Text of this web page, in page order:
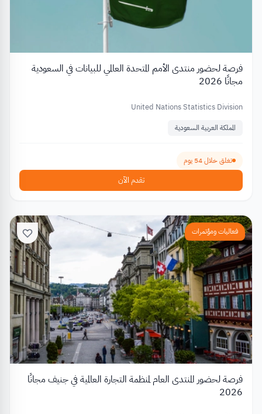
فرصة لحضور منتدى الأمم المتحدة العالمي للبيانات في السعودية
مجانًا 2026
United Nations Statistics Division
المملكة العربية السعودية
تغلق خلال 54 يوم
تقدم الآن
فعاليات ومؤتمرات
فرصة لحضور المنتدى العام لمنظمة التجارة العالمية في جنيف مجانًا
2026